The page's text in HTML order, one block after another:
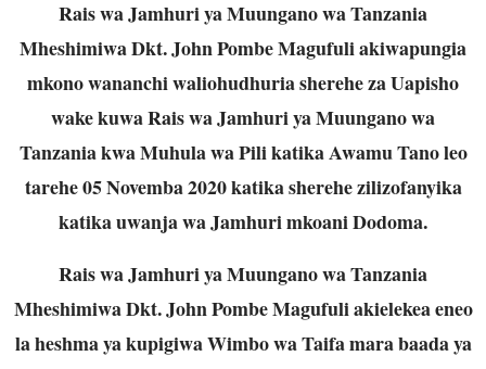
Rais wa Jamhuri ya Muungano wa Tanzania
Mheshimiwa Dkt. John Pombe Magufuli akiwapungia
mkono wananchi waliohudhuria sherehe za Uapisho
wake kuwa Rais wa Jamhuri ya Muungano wa
Tanzania kwa Muhula wa Pili katika Awamu Tano leo
tarehe 05 Novemba 2020 katika sherehe zilizofanyika
katika uwanja wa Jamhuri mkoani Dodoma.
Rais wa Jamhuri ya Muungano wa Tanzania
Mheshimiwa Dkt. John Pombe Magufuli akielekea eneo
la heshma ya kupigiwa Wimbo wa Taifa mara baada ya